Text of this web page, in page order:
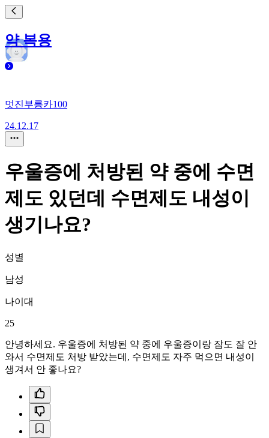
약 복용
멋진부릉카100
24.12.17
우울증에 처방된 약 중에 수면
제도 있던데 수면제도 내성이
생기나요?
성별
남성
나이대
25
안녕하세요. 우울증에 처방된 약 중에 우울증이랑 잠도 잘 안
와서 수면제도 처방 받았는데, 수면제도 자주 먹으면 내성이
생겨서 안 좋나요?